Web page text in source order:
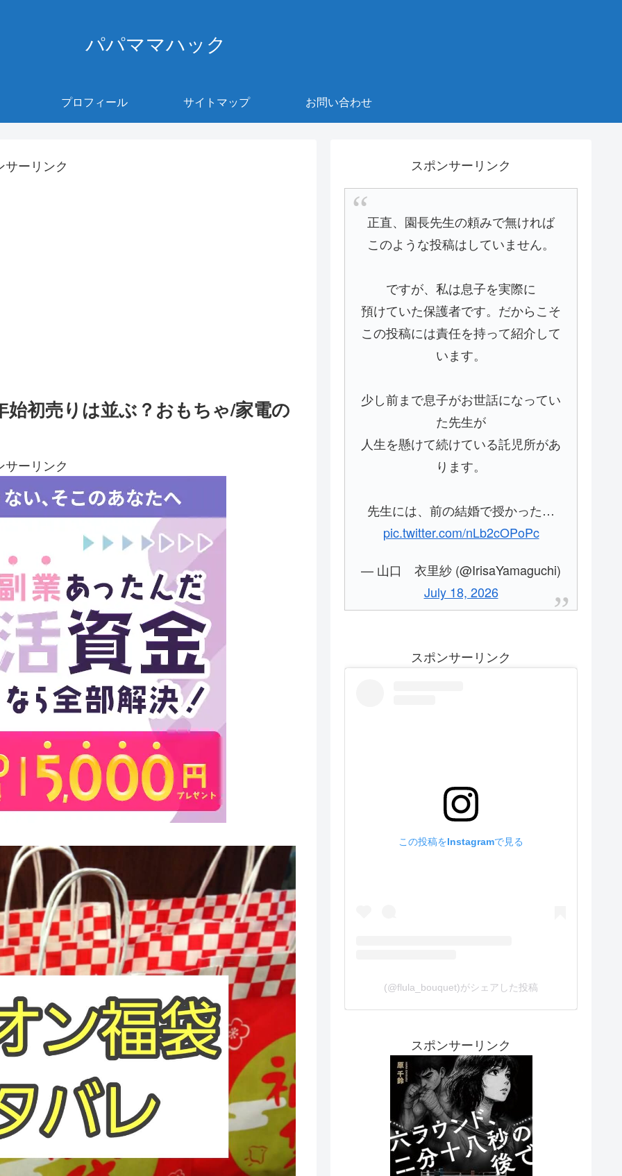
パパママハック
プロフィール サイトマップ お問い合わせ
サーリンク
初売りは並ぶ？おもちゃ/家電の
サーリンク
スポンサーリンク
正直、園長先生の頼みで無ければ
このような投稿はしていません。
ですが、私は息子を実際に
預けていた保護者です。だからこそ
この投稿には責任を持って紹介して
います。
少し前まで息子がお世話になってい
た先生が
人生を懸けて続けている託児所があ
ります。
先生には、前の結婚で授かった…
pic.twitter.com/nLb2cOPoPc
— 山口 衣里紗 (@IrisaYamaguchi)
July 18, 2026
スポンサーリンク
この投稿をInstagramで見る
(@flula_bouquet)がシェアした投稿
スポンサーリンク